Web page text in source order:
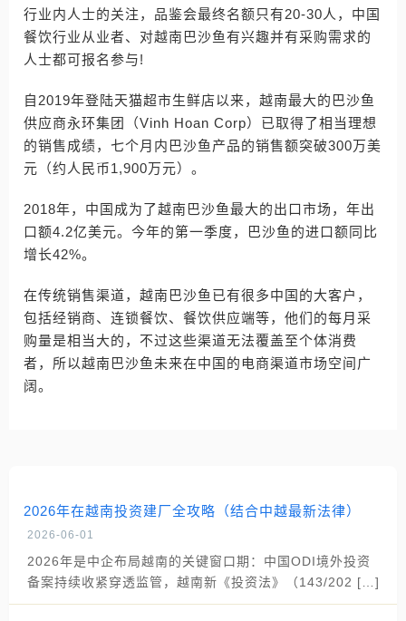
行业内人士的关注，品鉴会最终名额只有20-30人，中国
餐饮行业从业者、对越南巴沙鱼有兴趣并有采购需求的
人士都可报名参与!
自2019年登陆天猫超市生鲜店以来，越南最大的巴沙鱼
供应商永环集团（Vinh Hoan Corp）已取得了相当理想
的销售成绩，七个月内巴沙鱼产品的销售额突破300万美
元（约人民币1,900万元）。
2018年，中国成为了越南巴沙鱼最大的出口市场，年出
口额4.2亿美元。今年的第一季度，巴沙鱼的进口额同比
增长42%。
在传统销售渠道，越南巴沙鱼已有很多中国的大客户，
包括经销商、连锁餐饮、餐饮供应端等，他们的每月采
购量是相当大的，不过这些渠道无法覆盖至个体消费
者，所以越南巴沙鱼未来在中国的电商渠道市场空间广
阔。
2026年在越南投资建厂全攻略（结合中越最新法律）
2026-06-01
2026年是中企布局越南的关键窗口期：中国ODI境外投资
备案持续收紧穿透监管，越南新《投资法》（143/202 […]